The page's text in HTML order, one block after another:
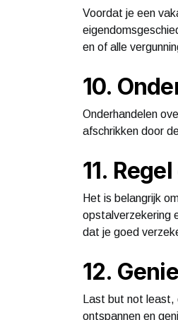
Voordat je een
en of alle
10.
Onderhandelen
afschrikken door
11.
Het is belangrijk
opstalverzekering
dat je goed
12.
Last but not
ontspannen en